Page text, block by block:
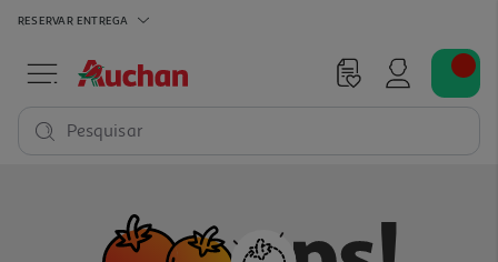
RESERVAR ENTREGA
Pesquisar